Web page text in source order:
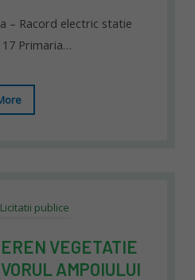
– Racord electric statie
Primaria…
Licitatii publice
VEGETATIE
AMPOIULUI